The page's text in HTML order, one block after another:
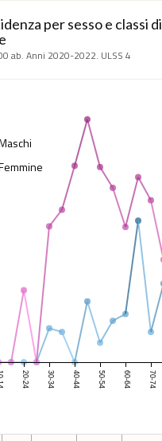
per sesso e classi di
ab. Anni 2020-2022. ULSS 4
20-24 30-34 40-44 50-54 60-64 70-74